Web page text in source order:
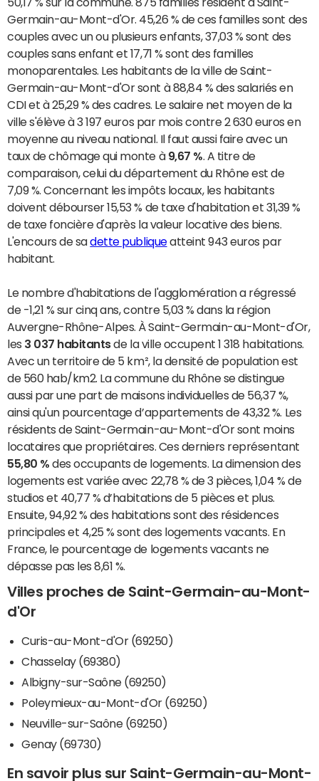
Germain-au-Mont-d'Or. 45,26 % de ces familles sont des
couples avec un ou plusieurs enfants, 37,03 % sont des
couples sans enfant et 17,71 % sont des familles
monoparentales. Les habitants de la ville de Saint-
Germain-au-Mont-d'Or sont à 88,84 % des salariés en
CDI et à 25,29 % des cadres. Le salaire net moyen de la
ville s'élève à 3 197 euros par mois contre 2 630 euros en
moyenne au niveau national. Il faut aussi faire avec un
taux de chômage qui monte à 9,67 % . A titre de
comparaison, celui du département du Rhône est de
7,09 %. Concernant les impôts locaux, les habitants
doivent débourser 15,53 % de taxe d'habitation et 31,39 %
de taxe foncière d'après la valeur locative des biens.
L'encours de sadette publiqueatteint 943 euros par
habitant.
Le nombre d'habitations de l'agglomération a régressé
de -1,21 % sur cinq ans, contre 5,03 % dans la région
Auvergne-Rhône-Alpes. À Saint-Germain-au-Mont-d'Or,
les 3 037 habitantsde la ville occupent 1 318 habitations.
Avec un territoire de 5 km², la densité de population est
de 560 hab/km2. La commune du Rhône se distingue
aussi par une part de maisons individuelles de 56,37 %,
ainsi qu'un pourcentage d’appartements de 43,32 %. Les
résidents de Saint-Germain-au-Mont-d'Or sont moins
locataires que propriétaires. Ces derniers représentant
55,80 % des occupants de logements. La dimension des
logements est variée avec 22,78 % de 3 pièces, 1,04 % de
studios et 40,77 % d’habitations de 5 pièces et plus.
Ensuite, 94,92 % des habitations sont des résidences
principales et 4,25 % sont des logements vacants. En
France, le pourcentage de logements vacants ne
dépasse pas les 8,61 %.
Villes proches de Saint-Germain-au-Mont-
d'Or
Curis-au-Mont-d'Or (69250)
Chasselay (69380)
Albigny-sur-Saône (69250)
Poleymieux-au-Mont-d'Or (69250)
Neuville-sur-Saône (69250)
Genay (69730)
En savoir plus sur Saint-Germain-au-Mont-